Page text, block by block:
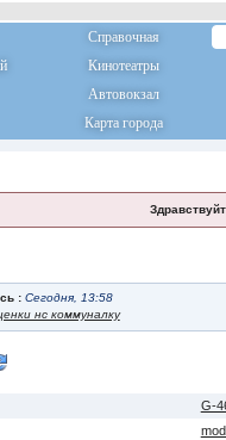
Справочная
Кинотеатры
Автовокзал
Карта города
: Сегодня, 13:58
нс коммуналку
G-